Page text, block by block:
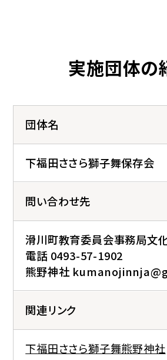
実施団体の
団体名
下福田ささら獅子舞保存会
問い合わせ先
滑川町教育委員会事務局文
電話 0493-57-1902
熊野神社
関連リンク
下福田ささら獅子舞熊野神社